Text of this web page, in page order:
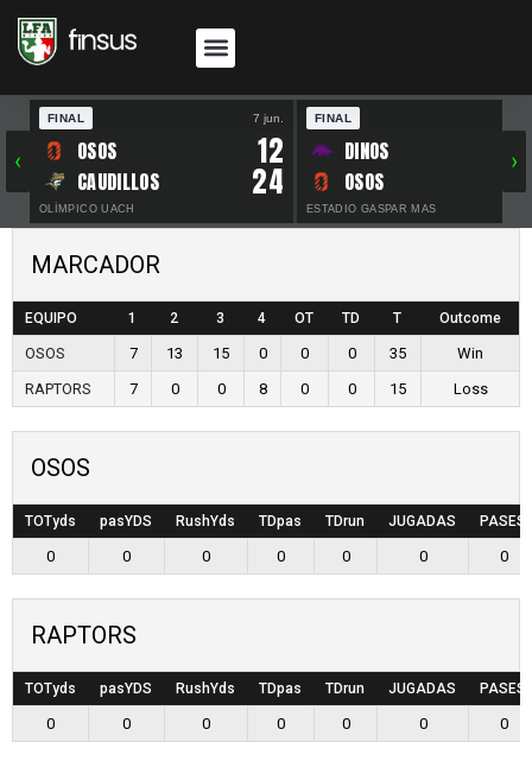
‹
FINAL 7 jun.
OSOS 12
CAUDILLOS 24
OLÍMPICO UACH
FINAL
DINOS
OSOS
ESTADIO GASPAR MAS
›
MARCADOR
EQUIPO 1 2 3 4 OT TD T Outcome
OSOS 7 13 15 0 0 0 35
Win
RAPTORS
7 0 0 8 0 0 15 Loss
OSOS
TOTyds pasYDS RushYds TDpas TDrun JUGADAS PASES
0 0 0 0 0 0 0
RAPTORS
TOTyds pasYDS RushYds TDpas TDrun JUGADAS PASES
0 0 0 0 0 0 0